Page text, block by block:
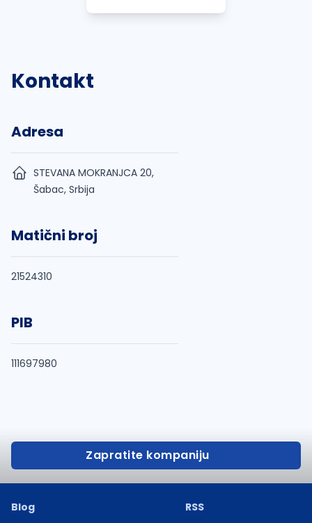
Kontakt
Adresa
STEVANA MOKRANJCA 20,
Šabac, Srbija
Matični broj
21524310
PIB
111697980
Zapratite kompaniju
Blog
RSS